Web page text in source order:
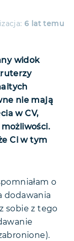
6 lat temu
widok
nie mają
w CV,
Ci w tym
o
dodawania
sobie z tego